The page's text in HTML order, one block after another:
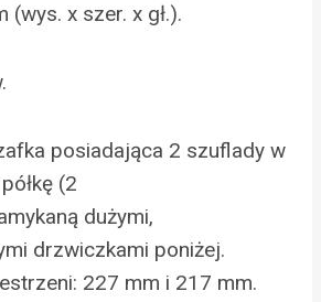
x szer. x gł.).
posiadająca 2 szuflady w
(2
dużymi,
drzwiczkami poniżej.
227 mm i 217 mm.